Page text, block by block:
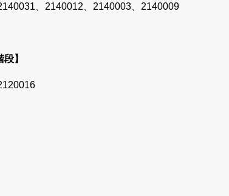
、2140012、2140003、2140009
】